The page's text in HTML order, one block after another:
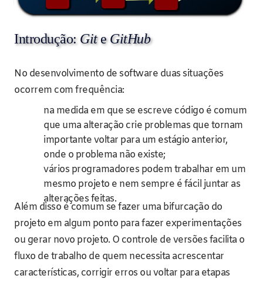
Introdução: GiteGitHub
No desenvolvimento de software duas situações
ocorrem com frequência:
na medida em que se escreve código é comum
que uma alteração crie problemas que tornam
importante voltar para um estágio anterior,
onde o problema não existe;
vários programadores podem trabalhar em um
mesmo projeto e nem sempre é fácil juntar as
alterações feitas.
Além disso é comum se fazer uma bifurcação do
projeto em algum ponto para fazer experimentações
ou gerar novo projeto. O controle de versões facilita o
fluxo de trabalho de quem necessita acrescentar
características, corrigir erros ou voltar para etapas